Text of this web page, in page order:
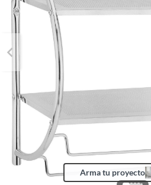
Arma tu proyecto